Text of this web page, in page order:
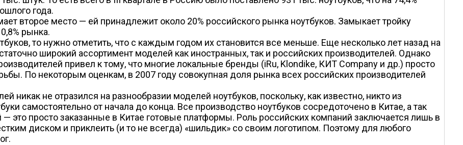
года.
второе место — ей принадлежит около 20% российского рынка ноутбуков. Замыкает тройку
рынка.
то нужно отметить, что с каждым годом их становится все меньше. Еще несколько лет назад на
широкий ассортимент моделей как иностранных, так и российских производителей. Однако
привел к тому, что многие локальные бренды (iRu, Klondike, КИТ Company и др.) просто
По некоторым оценкам, в 2007 году совокупная доля рынка всех российских производителей
никак не отразился на разнообразии моделей ноутбуков, поскольку, как известно, никто из
самостоятельно от начала до конца. Все производство ноутбуков сосредоточено в Китае, а так
это просто заказанные в Китае готовые платформы. Роль российских компаний заключается лишь в
диском и приклеить (и то не всегда) «шильдик» со своим логотипом. Поэтому для любого